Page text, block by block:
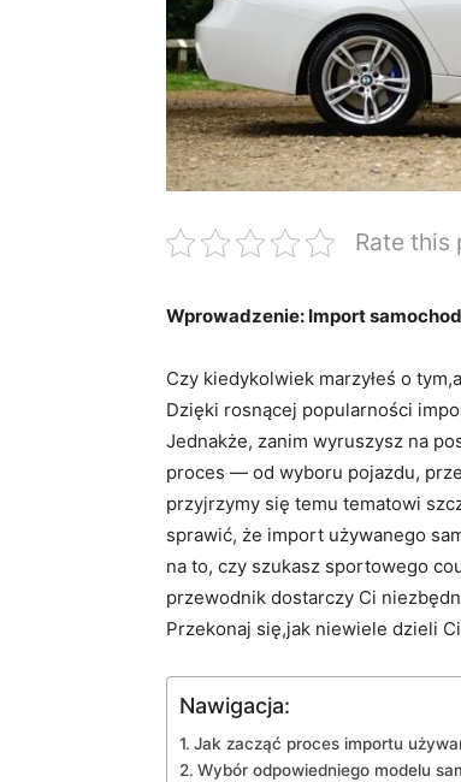
Rate this
Wprowadzenie: Import
Czy kiedykolwiek marzyłeś o
Dzięki rosnącej popularności
Jednakże, zanim wyruszysz na
proces — od wyboru pojazdu,
przyjrzymy się temu tematowi
sprawić, że import używanego
na to, czy szukasz sportowego
przewodnik dostarczy Ci
Przekonaj się,jak niewiele dzieli
Nawigacja:
Jak zacząć proces importu
Wybór odpowiedniego modelu